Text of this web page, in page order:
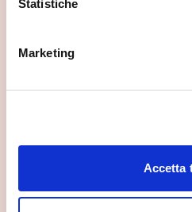
Statistiche
Marketing
Accetta
Casa Parravicini
Castione Andevenno